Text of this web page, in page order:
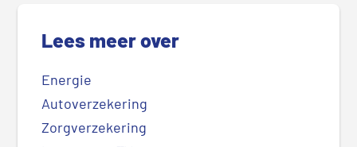
Lees meer over
Energie
Autoverzekering
Zorgverzekering